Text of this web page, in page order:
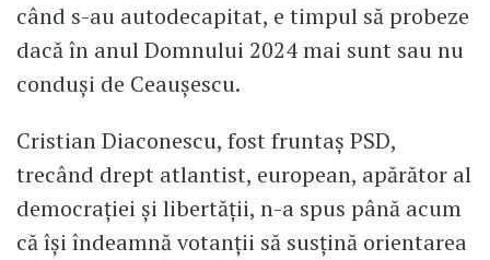
când s-au autodecapitat, e timpul să probeze
dacă în anul Domnului 2024 mai sunt sau nu
conduși de Ceaușescu.
Cristian Diaconescu, fost fruntaș PSD,
trecând drept atlantist, european, apărător al
democrației și libertății, n-a spus până acum
că își îndeamnă votanții să susțină orientarea